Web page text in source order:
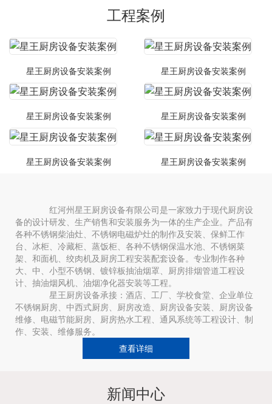
工程案例
星王厨房设备安装案例 星王厨房设备安装案例
星王厨房设备安装案例 星王厨房设备安装案例
星王厨房设备安装案例 星王厨房设备安装案例
红河州星王厨房设备有限公司是一家致力于现代厨房设
备的设计研发、生产销售和安装服务为一体的生产企业。产品有
各种不锈钢柴油灶、不锈钢电磁炉灶的制作及安装、保鲜工作
台、冰柜、冷藏柜、蒸饭柜、各种不锈钢保温水池、不锈钢菜
架、和面机、绞肉机及厨房工程安装配套设备。专业制作各种
大、中、小型不锈钢、镀锌板抽油烟罩、厨房排烟管道工程设
计、抽油烟风机、油烟净化器安装等工程。
星王厨房设备承接：酒店、工厂、学校食堂、企业单位
不锈钢厨房、中西式厨房、厨房改造、厨房设备安装、厨房设备
维修、电磁节能厨房、厨房热水工程、通风系统等工程设计、制
作、安装、维修服务。
查看详细
新闻中心